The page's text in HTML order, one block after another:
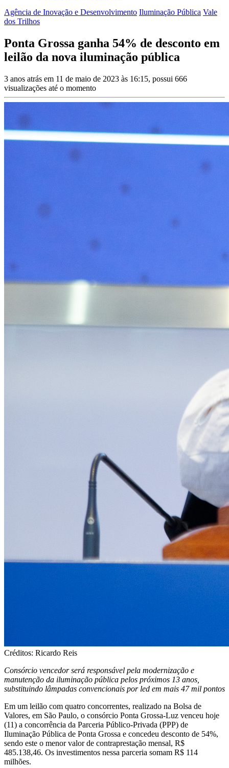
Agência de Inovação e Desenvolvimento Iluminação Pública Vale
dos Trilhos
Ponta Grossa ganha 54% de desconto em
leilão da nova iluminação pública
3 anos atrás em 11 de maio de 2023 às 16:15, possui 666
visualizações até o momento
Créditos: Ricardo Reis
Consórcio vencedor será responsável pela modernização e
manutenção da iluminação pública pelos próximos 13 anos,
substituindo lâmpadas convencionais por led em mais 47 mil pontos
Em um leilão com quatro concorrentes, realizado na Bolsa de
Valores, em São Paulo, o consórcio Ponta Grossa-Luz venceu hoje
(11) a concorrência da Parceria Público-Privada (PPP) de
Iluminação Pública de Ponta Grossa e concedeu desconto de 54%,
sendo este o menor valor de contraprestação mensal, R$
485.138,46. Os investimentos nessa parceria somam R$ 114
milhões.